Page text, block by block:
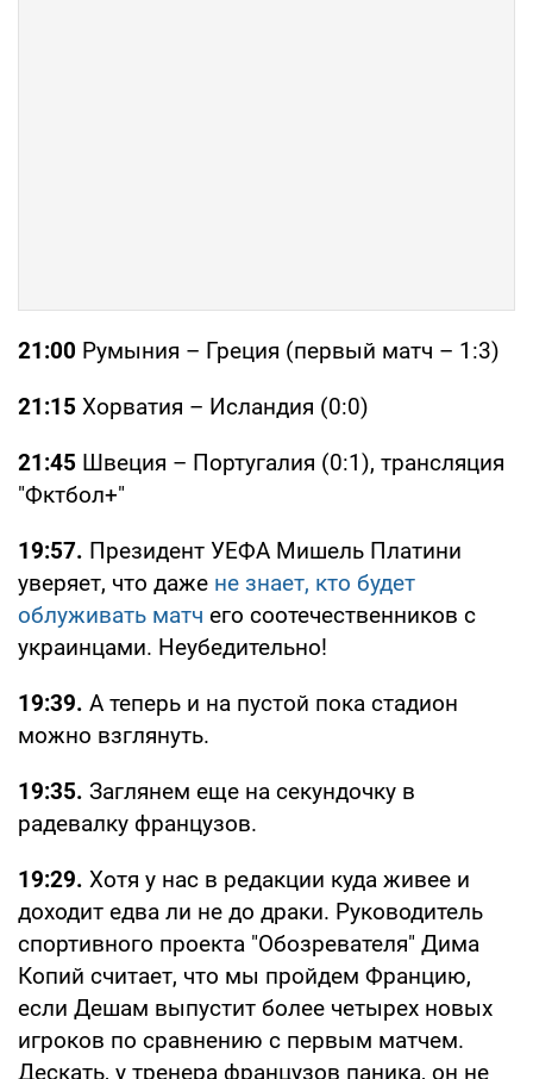
21:00 Румыния – Греция (первый матч – 1:3)
21:15 Хорватия – Исландия (0:0)
21:45 Швеция – Португалия (0:1), трансляция
"Фктбол+"
19:57. Президент УЕФА Мишель Платини
уверяет, что даже не знает, кто будет
облуживать матч его соотечественников с
украинцами. Неубедительно!
19:39. А теперь и на пустой пока стадион
можно взглянуть.
19:35. Заглянем еще на секундочку в
радевалку французов.
19:29. Хотя у нас в редакции куда живее и
доходит едва ли не до драки. Руководитель
спортивного проекта "Обозревателя" Дима
Копий считает, что мы пройдем Францию,
если Дешам выпустит более четырех новых
игроков по сравнению с первым матчем.
Дескать, у тренера французов паника, он не